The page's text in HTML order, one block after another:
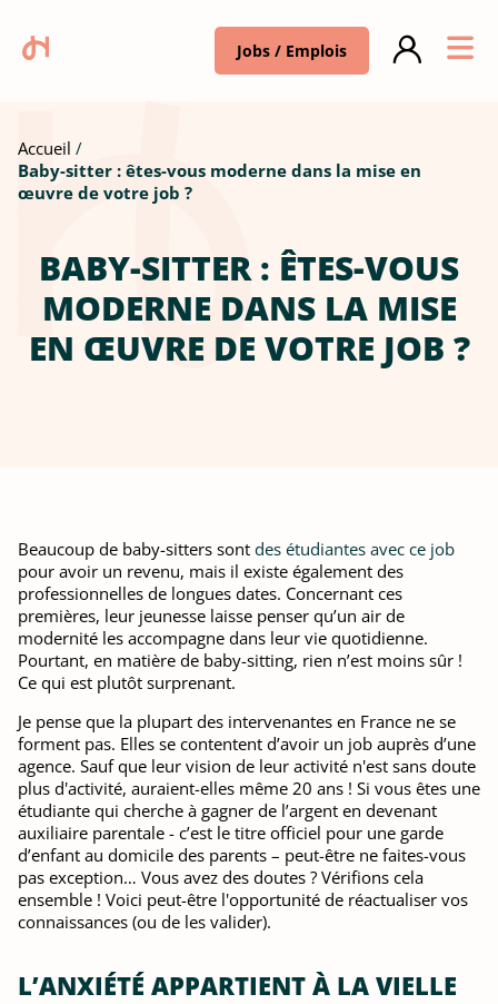
Jobs / Emplois
Accueil
Baby-sitter : êtes-vous moderne dans la mise en
œuvre de votre job ?
BABY-SITTER : ÊTES-VOUS
MODERNE DANS LA MISE
EN ŒUVRE DE VOTRE JOB ?
Beaucoup de baby-sitters sont des étudiantes avec ce job
pour avoir un revenu, mais il existe également des
professionnelles de longues dates. Concernant ces
premières, leur jeunesse laisse penser qu’un air de
modernité les accompagne dans leur vie quotidienne.
Pourtant, en matière de baby-sitting, rien n’est moins sûr !
Ce qui est plutôt surprenant.
Je pense que la plupart des intervenantes en France ne se
forment pas. Elles se contentent d’avoir un job auprès d’une
agence. Sauf que leur vision de leur activité n'est sans doute
plus d'activité, auraient-elles même 20 ans ! Si vous êtes une
étudiante qui cherche à gagner de l’argent en devenant
auxiliaire parentale - c’est le titre officiel pour une garde
d’enfant au domicile des parents – peut-être ne faites-vous
pas exception… Vous avez des doutes ? Vérifions cela
ensemble ! Voici peut-être l'opportunité de réactualiser vos
connaissances (ou de les valider).
L’ANXIÉTÉ APPARTIENT À LA VIELLE